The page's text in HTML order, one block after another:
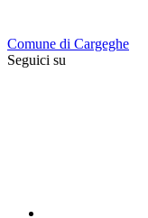
Comune di Cargeghe
Seguici su